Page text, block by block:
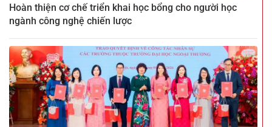
Hoàn thiện cơ chế triển khai học bổng cho người học
ngành công nghệ chiến lược